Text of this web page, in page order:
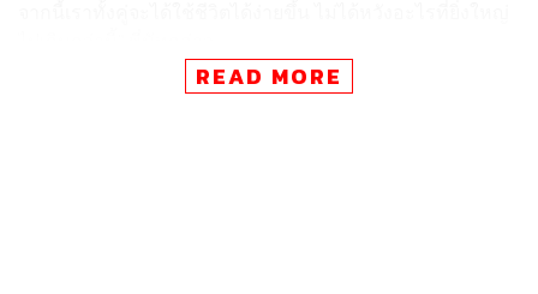
พี่นัทระบุต่อว่า หลังจากนี้คาดหวังว่ากฎหมายที่เริ่มบังคับใช้
READ MORE